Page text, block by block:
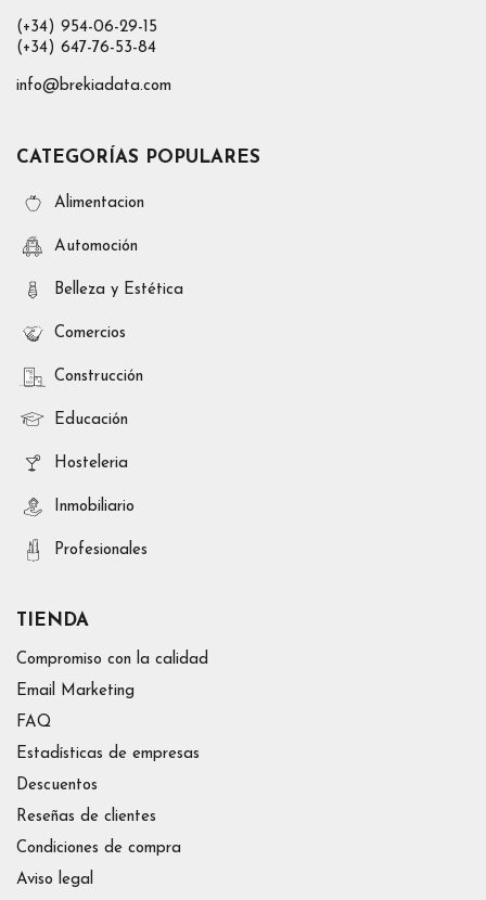
(+34) 954-06-29-15
(+34) 647-76-53-84
info@brekiadata.com
CATEGORÍAS POPULARES
Alimentacion
Automoción
Belleza y Estética
Comercios
Construcción
Educación
Hosteleria
Inmobiliario
Profesionales
TIENDA
Compromiso con la calidad
Email Marketing
FAQ
Estadísticas de empresas
Descuentos
Reseñas de clientes
Condiciones de compra
Aviso legal